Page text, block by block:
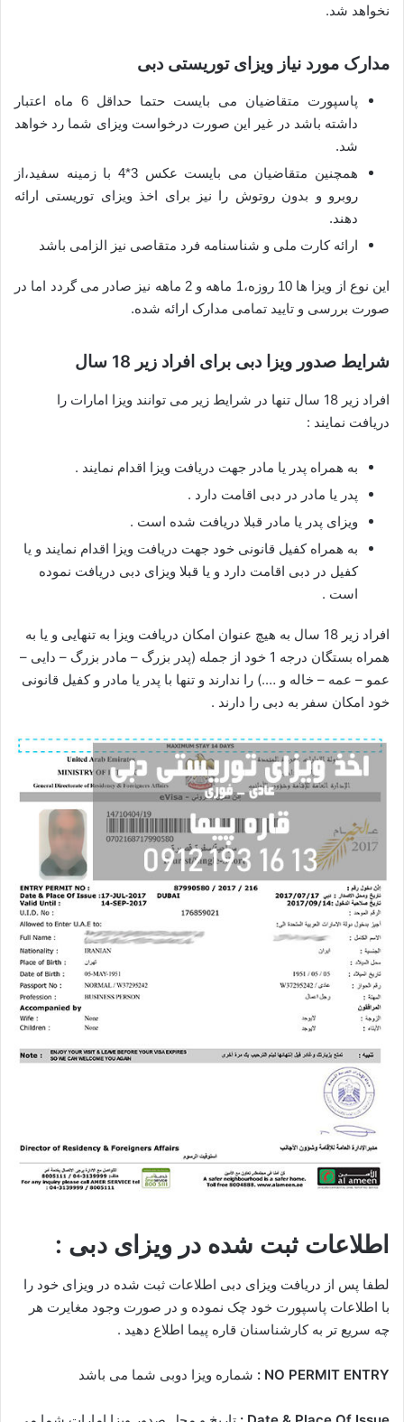
نخواهد شد.
مدارک مورد نیاز ویزای توریستی دبی
پاسپورت متقاضیان می بایست حتما حداقل 6 ماه اعتبار
داشته باشد در غیر این صورت درخواست ویزای شما رد خواهد
شد.
همچنین متقاضیان می بایست عکس 3*4 با زمینه سفید،از
روبرو و بدون روتوش را نیز برای اخذ ویزای توریستی ارائه
دهند.
ارائه کارت ملی و شناسنامه فرد متقاصی نیز الزامی باشد
این نوع از ویزا ها 10 روزه،1 ماهه و 2 ماهه نیز صادر می گردد اما در
صورت بررسی و تایید تمامی مدارک ارائه شده.
شرایط صدور ویزا دبی برای افراد زیر 18 سال
افراد زیر 18 سال تنها در شرایط زیر می توانند ویزا امارات را
دریافت نمایند :
به همراه پدر یا مادر جهت دریافت ویزا اقدام نمایند .
پدر یا مادر در دبی اقامت دارد .
ویزای پدر یا مادر قبلا دریافت شده است .
به همراه کفیل قانونی خود جهت دریافت ویزا اقدام نمایند و یا
کفیل در دبی اقامت دارد و یا قبلا ویزای دبی دریافت نموده
است .
افراد زیر 18 سال به هیچ عنوان امکان دریافت ویزا به تنهایی و یا به
همراه بستگان درجه 1 خود از جمله (پدر بزرگ – مادر بزرگ – دایی –
عمو – عمه – خاله و ….) را ندارند و تنها با پدر یا مادر و کفیل قانونی
خود امکان سفر به دبی را دارند .
اطلاعات ثبت شده در ویزای دبی :
لطفا پس از دریافت ویزای دبی اطلاعات ثبت شده در ویزای خود را
با اطلاعات پاسپورت خود چک نموده و در صورت وجود مغایرت هر
چه سریع تر به کارشناسنان قاره پیما اطلاع دهید .
NO PERMIT ENTRY : شماره ویزا دوبی شما می باشد